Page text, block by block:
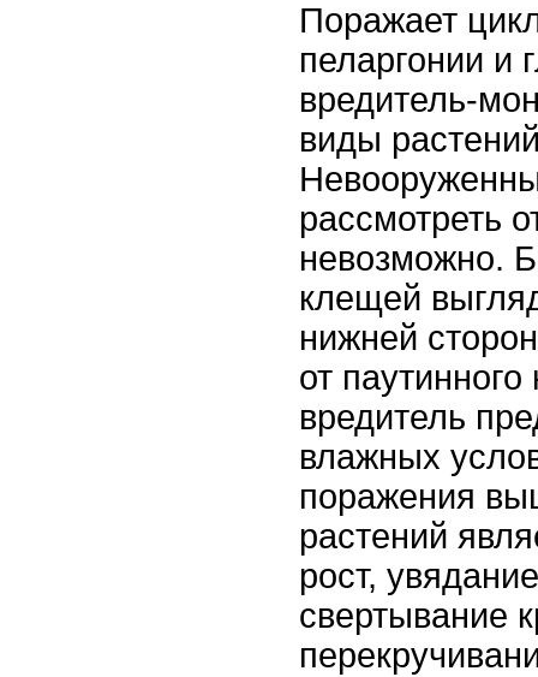
Поражает
пеларгонии и
вредитель-
виды
рассмотреть
невозможно.
клещей
нижней
от
вредитель
влажных
поражения
растений
рост,
свертывание